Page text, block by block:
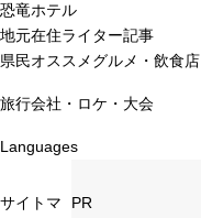
恐竜ホテル
地元在住ライター記事
県民オススメグルメ・飲食店
旅行会社・ロケ・大会
Languages
サイトマ
PR